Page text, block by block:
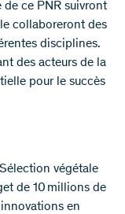
de ce PNR suivront
collaboreront des
disciplines.
des acteurs de la
pour le succès
végétale
de 10 millions de
en